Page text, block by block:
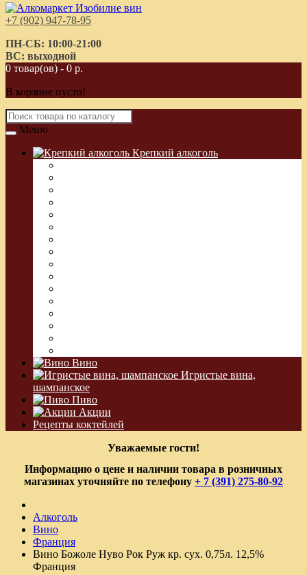
+7 (902) 947-78-95
ПН-СБ: 10:00-21:00
ВС: выходной
0 товар(ов) - 0 р.
В корзине пусто!
Меню
Крепкий алкоголь
Вино
Игристые вина,
шампанское
Пиво
Акции
Рецепты коктейлей
Уважаемые гости!
Информацию о цене и наличии товара в розничных
магазинах уточняйте по телефону + 7 (391) 275-80-92
Алкоголь
Вино
Франция
Вино Божоле Нуво Рок Руж кр. сух. 0,75л. 12,5%
Франция